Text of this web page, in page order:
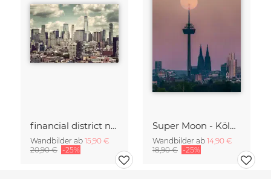
financial district no. 01
Wandbilder ab 15,90 €
20,90 € -25%
Super Moon - Köln Skyline
Wandbilder ab 14,90 €
18,90 € -25%